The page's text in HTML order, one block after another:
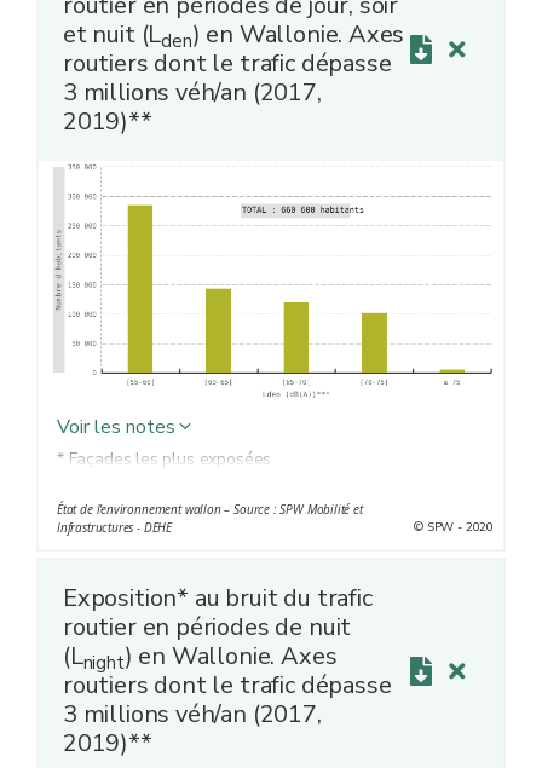
et nuit (Lden) en Wallonie. Axes
routiers dont le trafic dépasse
3 millions véh/an (2017,
2019)**
Voir les notes
* Façades les plus exposées
des axes routiers dont le trafic est compris entre 3 et 6
(2019)
*** Niveaux sonores moyens annuels sur l'ensemble des
périodes de jour, soir et nuit
État de l'environnement wallon – Source : SPW Mobilité et
Infrastructures - DEHE
© SPW - 2020
Exposition* au bruit du trafic
routier en périodes de nuit
(Lnight) en Wallonie. Axes
routiers dont le trafic dépasse
3 millions véh/an (2017,
2019)**